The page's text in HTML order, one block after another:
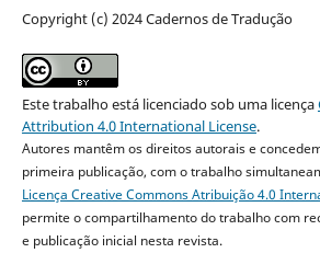
Copyright (c) 2024 Cadernos de Tradução
Este trabalho está licenciado sob uma licença
Attribution 4.0 International License.
Autores mantêm os direitos autorais e
primeira publicação, com o trabalho
Licença Creative Commons Atribuição 4.0
permite o compartilhamento do trabalho com
e publicação inicial nesta revista.